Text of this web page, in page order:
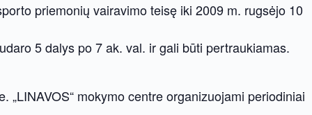
priemonių vairavimo teisę iki 2009 m. rugsėjo 10
5 dalys po 7 ak. val. ir gali būti pertraukiamas.
mokymo centre organizuojami periodiniai